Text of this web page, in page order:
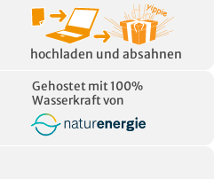
hochladen und absahnen
Gehostet mit 100%
Wasserkraft von